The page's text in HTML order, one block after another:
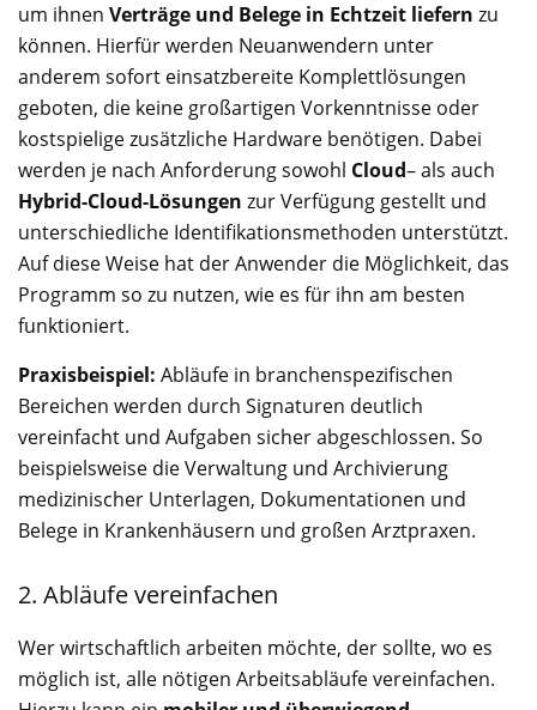
um ihnen Verträge und Belege in Echtzeit liefern zu
können. Hierfür werden Neuanwendern unter
anderem sofort einsatzbereite Komplettlösungen
geboten, die keine großartigen Vorkenntnisse oder
kostspielige zusätzliche Hardware benötigen. Dabei
werden je nach Anforderung sowohl Cloud– als auch
Hybrid-Cloud-Lösungen zur Verfügung gestellt und
unterschiedliche Identifikationsmethoden unterstützt.
Auf diese Weise hat der Anwender die Möglichkeit, das
Programm so zu nutzen, wie es für ihn am besten
funktioniert.
Praxisbeispiel: Abläufe in branchenspezifischen
Bereichen werden durch Signaturen deutlich
vereinfacht und Aufgaben sicher abgeschlossen. So
beispielsweise die Verwaltung und Archivierung
medizinischer Unterlagen, Dokumentationen und
Belege in Krankenhäusern und großen Arztpraxen.
2. Abläufe vereinfachen
Wer wirtschaftlich arbeiten möchte, der sollte, wo es
möglich ist, alle nötigen Arbeitsabläufe vereinfachen.